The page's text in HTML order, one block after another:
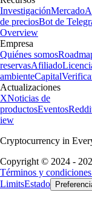
InvestigaciónMercado
de preciosBot de
Overview
Empresa
Quiénes somos
reservasAfiliado
ambienteCapital
Actualizaciones
XNoticias de
productosEventos
iew
Cryptocurrency in
Copyright © 2024 -
Términos y
LimitsEstado